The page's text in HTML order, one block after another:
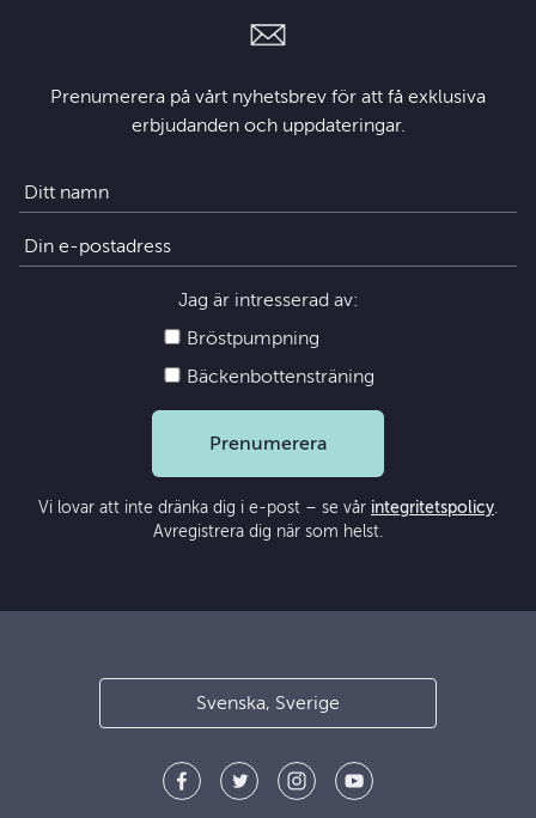
Prenumerera på vårt nyhetsbrev för att få exklusiva
erbjudanden och uppdateringar.
Jag är intresserad av:
Bröstpumpning
Bäckenbottensträning
Prenumerera
Vi lovar att inte dränka dig i e-post – se vår integritetspolicy.
Avregistrera dig när som helst.
Svenska, Sverige